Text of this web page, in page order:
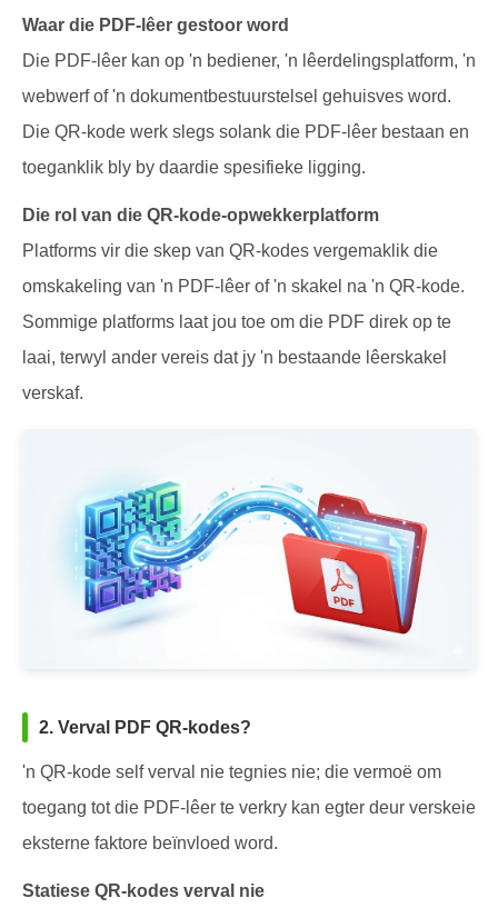
Waar die PDF-lêer gestoor word
Die PDF-lêer kan op 'n bediener, 'n lêerdelingsplatform, 'n
webwerf of 'n dokumentbestuurstelsel gehuisves word.
Die QR-kode werk slegs solank die PDF-lêer bestaan en
toeganklik bly by daardie spesifieke ligging.
Die rol van die QR-kode-opwekkerplatform
Platforms vir die skep van QR-kodes vergemaklik die
omskakeling van 'n PDF-lêer of 'n skakel na 'n QR-kode.
Sommige platforms laat jou toe om die PDF direk op te
laai, terwyl ander vereis dat jy 'n bestaande lêerskakel
verskaf.
2. Verval PDF QR-kodes?
'n QR-kode self verval nie tegnies nie; die vermoë om
toegang tot die PDF-lêer te verkry kan egter deur verskeie
eksterne faktore beïnvloed word.
Statiese QR-kodes verval nie